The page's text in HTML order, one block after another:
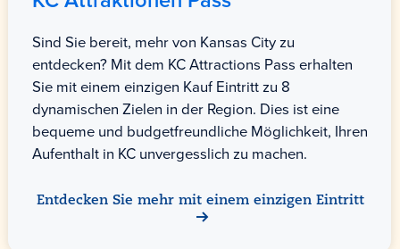
Sind Sie bereit, mehr von Kansas City zu
entdecken? Mit dem KC Attractions Pass erhalten
Sie mit einem einzigen Kauf Eintritt zu 8
dynamischen Zielen in der Region. Dies ist eine
bequeme und budgetfreundliche Möglichkeit, Ihren
Aufenthalt in KC unvergesslich zu machen.
Entdecken Sie mehr mit einem einzigen Eintritt